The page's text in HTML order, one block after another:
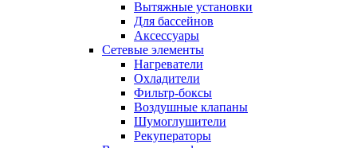
Вытяжные установки
Для бассейнов
Аксессуары
Сетевые элементы
Нагреватели
Охладители
Фильтр-боксы
Воздушные клапаны
Шумоглушители
Рекуператоры